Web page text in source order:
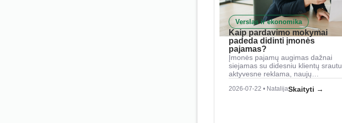
Verslas ir ekonomika
Kaip pardavimo mokymai
padeda didinti įmonės
pajamas?
Įmonės pajamų augimas dažnai
siejamas su didesniu klientų srautu,
aktyvesne reklama, naujų…
2026-07-22 • NatalijaSkaityti →